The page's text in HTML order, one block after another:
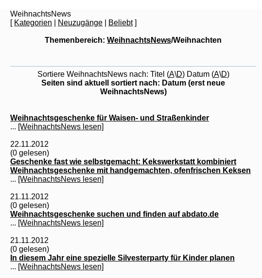
WeihnachtsNews
[ Kategorien Neuzugänge Beliebt]
Themenbereich: WeihnachtsNews/Weihnachten
Sortiere WeihnachtsNews nach: Titel (A\D) Datum (A\D)
Seiten sind aktuell sortiert nach: Datum (erst neue
WeihnachtsNews)
Weihnachtsgeschenke für Waisen- und Straßenkinder
... [WeihnachtsNews lesen]
22.11.2012
(0 gelesen)
Geschenke fast wie selbstgemacht: Kekswerkstatt kombiniert
Weihnachtsgeschenke mit handgemachten, ofenfrischen Keksen
... [WeihnachtsNews lesen]
21.11.2012
(0 gelesen)
Weihnachtsgeschenke suchen und finden auf abdato.de
... [WeihnachtsNews lesen]
21.11.2012
(0 gelesen)
In diesem Jahr eine spezielle Silvesterparty für Kinder planen
... [WeihnachtsNews lesen]